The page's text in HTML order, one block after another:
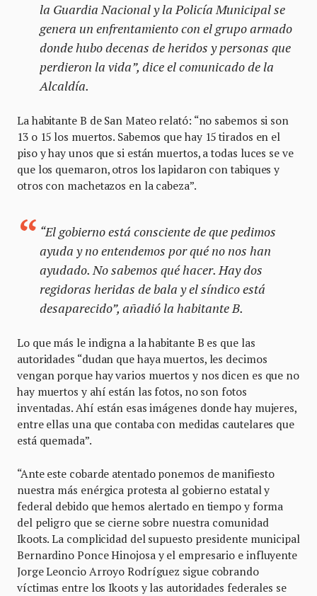
la Guardia Nacional y la Policía Municipal se
genera un enfrentamiento con el grupo armado
donde hubo decenas de heridos y personas que
perdieron la vida”, dice el comunicado de la
Alcaldía.
La habitante B de San Mateo relató: “no sabemos si son
13 o 15 los muertos. Sabemos que hay 15 tirados en el
piso y hay unos que si están muertos, a todas luces se ve
que los quemaron, otros los lapidaron con tabiques y
otros con machetazos en la cabeza”.
“El gobierno está consciente de que pedimos
ayuda y no entendemos por qué no nos han
ayudado. No sabemos qué hacer. Hay dos
regidoras heridas de bala y el síndico está
desaparecido”, añadió la habitante B.
Lo que más le indigna a la habitante B es que las
autoridades “dudan que haya muertos, les decimos
vengan porque hay varios muertos y nos dicen es que no
hay muertos y ahí están las fotos, no son fotos
inventadas. Ahí están esas imágenes donde hay mujeres,
entre ellas una que contaba con medidas cautelares que
está quemada”.
“Ante este cobarde atentado ponemos de manifiesto
nuestra más enérgica protesta al gobierno estatal y
federal debido que hemos alertado en tiempo y forma
del peligro que se cierne sobre nuestra comunidad
Ikoots. La complicidad del supuesto presidente municipal
Bernardino Ponce Hinojosa y el empresario e influyente
Jorge Leoncio Arroyo Rodríguez sigue cobrando
víctimas entre los Ikoots y las autoridades federales se